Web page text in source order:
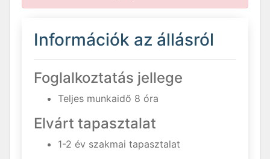
Információk az állásról
Foglalkoztatás jellege
Teljes munkaidő 8 óra
Elvárt tapasztalat
1-2 év szakmai tapasztalat